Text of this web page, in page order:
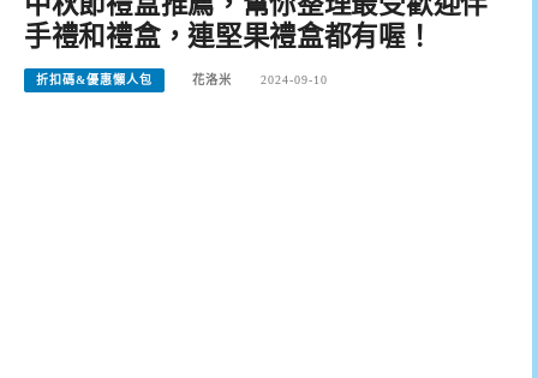
手禮和禮盒，連堅果禮盒都有喔！
折扣碼&優惠懶人包 花洛米 2024-09-10